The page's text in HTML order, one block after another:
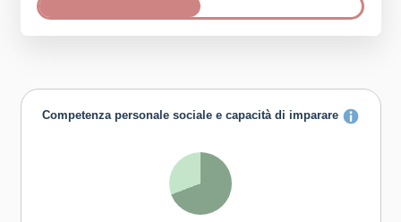
Competenza personale sociale e capacità di imparare